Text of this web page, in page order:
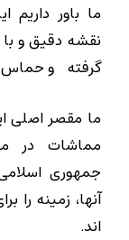
ما باور
نقشه دقیق و با
گرفته و حماس
ما مقصر اصلی
مماشات در
جمهوری
آنها، زمینه را
اند.